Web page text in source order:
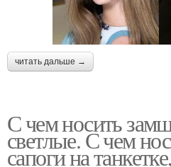
читать дальше →
С чем носить
светлые. С чем
сапоги на